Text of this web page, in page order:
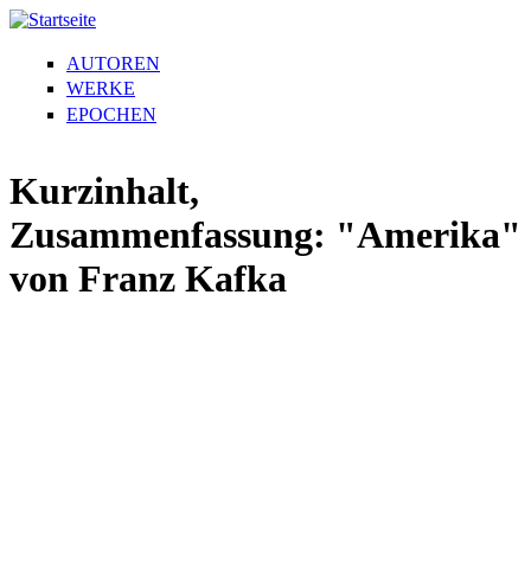
AUTOREN
WERKE
EPOCHEN
Kurzinhalt,
Zusammenfassung: "Amerika"
von Franz Kafka